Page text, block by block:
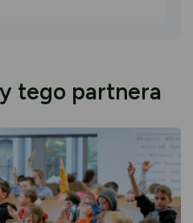
tego partnera